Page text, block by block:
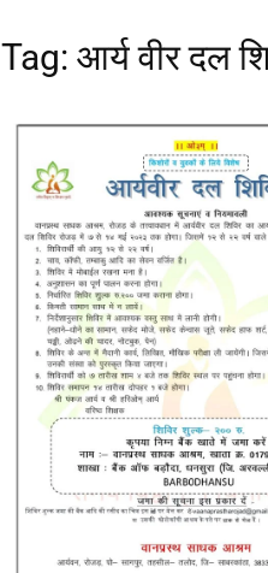
Tag: आर्य वीर दल